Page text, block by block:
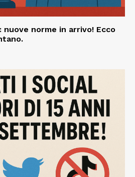
nuove norme in arrivo! Ecco